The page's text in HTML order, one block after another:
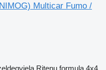
Multicar Fumo /
Riteņu formula 4x4